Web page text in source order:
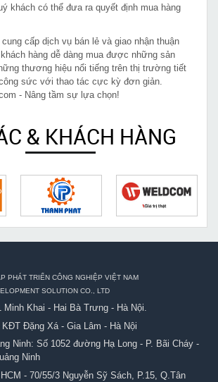
khách có thể đưa ra quyết định mua hàng
cấp dịch vụ bán lẻ và giao nhận thuận
hàng dễ dàng mua được những sản
thương hiệu nổi tiếng trên thị trường tiết
sức với thao tác cực kỳ đơn giản.
- Nâng tầm sự lựa chọn!
& KHÁCH HÀNG
PHÁT TRIỂN CÔNG NGHIỆP VIỆT NAM
SOLUTION CO., LTD
Khai - Hai Bà Trưng - Hà Nội.
Đặng Xá - Gia Lâm - Hà Nội
Ninh: Số 1052 đường Hạ Long - P. Bãi Cháy -
Ninh
- 70/55/3 Nguyễn Sỹ Sách, P.15, Q.Tân